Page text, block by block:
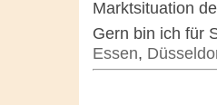
Marktsituation
Gern bin ich für
Essen,